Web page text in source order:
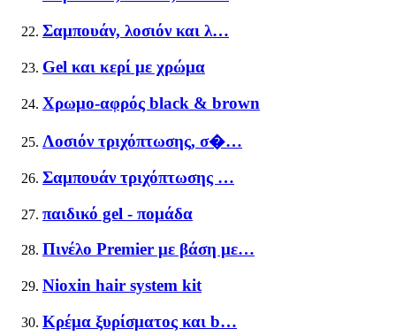
Σαμπουάν, λοσιόν και λ…
Gel και κερί με χρώμα
Χρωμο-αφρός black & brown
Λοσιόν τριχόπτωσης, σ�…
Σαμπουάν τριχόπτωσης …
παιδικό gel - πομάδα
Πινέλο Premier με βάση με…
Nioxin hair system kit
Κρέμα ξυρίσματος και b…